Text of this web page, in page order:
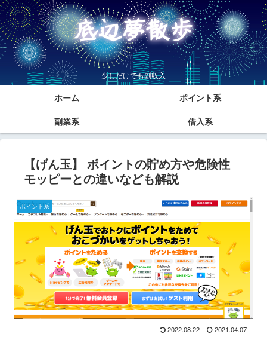
少しだけでも副収入
ホーム
ポイント系
副業系
借入系
【げん玉】 ポイントの貯め方や危険性
モッピーとの違いなども解説
ポイント系
2022.08.22 2021.04.07